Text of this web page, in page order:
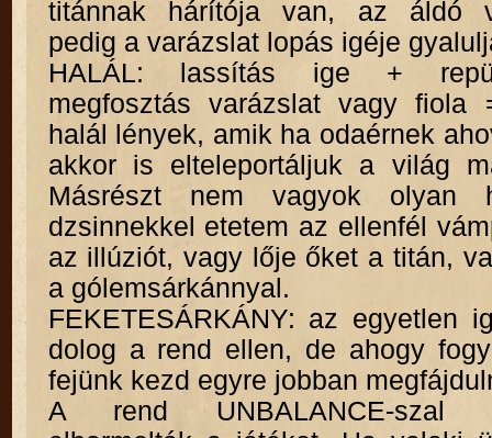
titánnak hárítója van, az áldó
pedig a varázslat lopás igéje
HALÁL: lassítás ige +
megfosztás varázslat vagy fiola
halál lények, amik ha odaérnek
akkor is elteleportáljuk a világ
Másrészt nem vagyok olyan
dzsinnekkel etetem az ellenfél
az illúziót, vagy lője őket a titán,
a gólemsárkánnyal.
FEKETESÁRKÁNY: az egyetlen
dolog a rend ellen, de ahogy
fejünk kezd egyre jobban
A rend UNBALANCE-szal